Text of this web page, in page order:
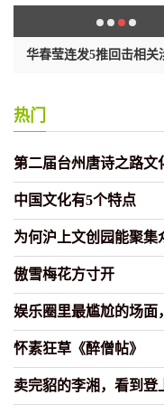
华春莹连发5推回击相关
热门
第二届台州唐诗之路文
中国文化有5个特点
为何沪上文创园能聚集
傲雪梅花方寸开
娱乐圈里最尴尬的场面
怀素狂草《醉僧帖》
卖完貂的李湘，看到登